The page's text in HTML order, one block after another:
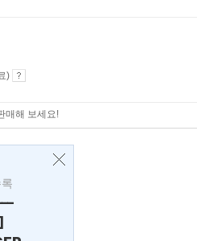
)
매해 보세요!